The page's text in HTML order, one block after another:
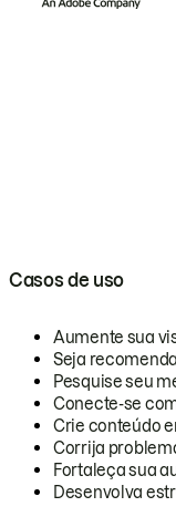
Casos de uso
Aumente sua
Seja
Pesquise seu
Conecte-se
Crie conteúdo
Corrija
Fortaleça sua
Desenvolva